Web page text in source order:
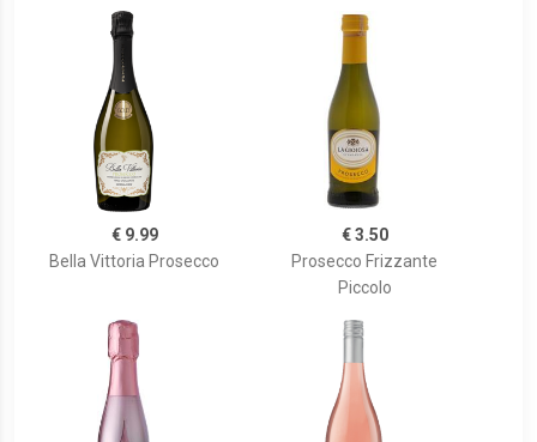
€ 9.99
Bella Vittoria Prosecco
€ 3.50
Prosecco Frizzante
Piccolo